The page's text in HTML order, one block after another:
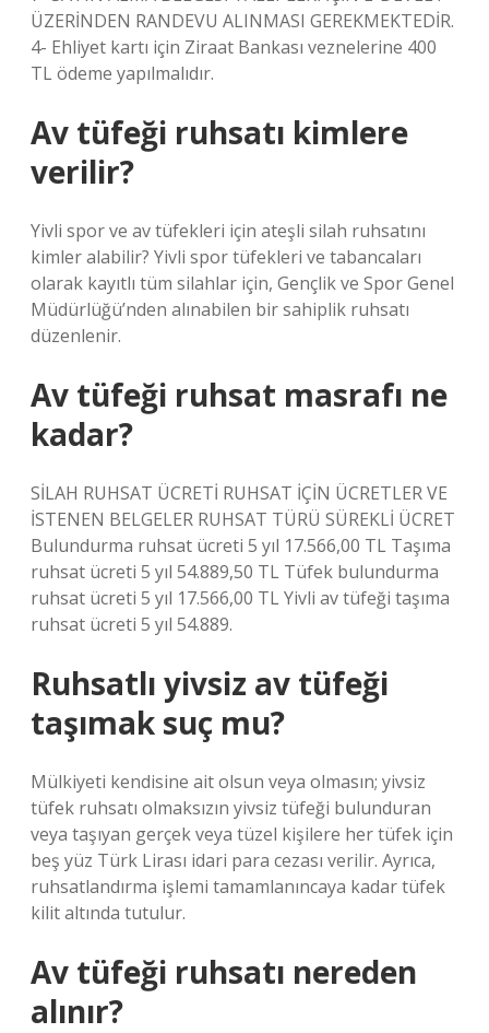
ÜZERİNDEN RANDEVU ALINMASI GEREKMEKTEDİR.
4- Ehliyet kartı için Ziraat Bankası veznelerine 400
TL ödeme yapılmalıdır.
Av tüfeği ruhsatı kimlere
verilir?
Yivli spor ve av tüfekleri için ateşli silah ruhsatını
kimler alabilir? Yivli spor tüfekleri ve tabancaları
olarak kayıtlı tüm silahlar için, Gençlik ve Spor Genel
Müdürlüğü’nden alınabilen bir sahiplik ruhsatı
düzenlenir.
Av tüfeği ruhsat masrafı ne
kadar?
SİLAH RUHSAT ÜCRETİ RUHSAT İÇİN ÜCRETLER VE
İSTENEN BELGELER RUHSAT TÜRÜ SÜREKLİ ÜCRET
Bulundurma ruhsat ücreti 5 yıl 17.566,00 TL Taşıma
ruhsat ücreti 5 yıl 54.889,50 TL Tüfek bulundurma
ruhsat ücreti 5 yıl 17.566,00 TL Yivli av tüfeği taşıma
ruhsat ücreti 5 yıl 54.889.
Ruhsatlı yivsiz av tüfeği
taşımak suç mu?
Mülkiyeti kendisine ait olsun veya olmasın; yivsiz
tüfek ruhsatı olmaksızın yivsiz tüfeği bulunduran
veya taşıyan gerçek veya tüzel kişilere her tüfek için
beş yüz Türk Lirası idari para cezası verilir. Ayrıca,
ruhsatlandırma işlemi tamamlanıncaya kadar tüfek
kilit altında tutulur.
Av tüfeği ruhsatı nereden
alınır?